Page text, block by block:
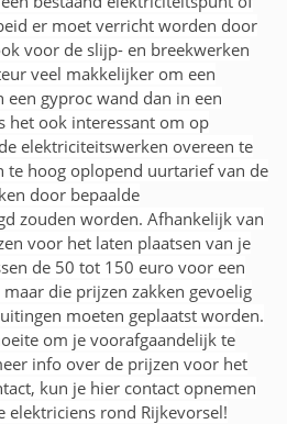
er moet verricht worden door
voor de slijp- en breekwerken
veel makkelijker om een
een gyproc wand dan in een
het ook interessant om op
elektriciteitswerken overeen te
te hoog oplopend uurtarief van de
door bepaalde
zouden worden. Afhankelijk van
voor het laten plaatsen van je
de 50 tot 150 euro voor een
die prijzen zakken gevoelig
moeten geplaatst worden.
om je voorafgaandelijk te
info over de prijzen voor het
kun je hier contact opnemen
elektriciens rond Rijkevorsel!